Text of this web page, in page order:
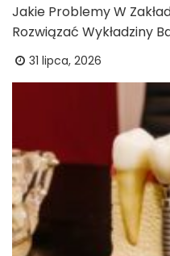
Jakie Problemy W
Rozwiązać Wykładziny
31 lipca, 2026